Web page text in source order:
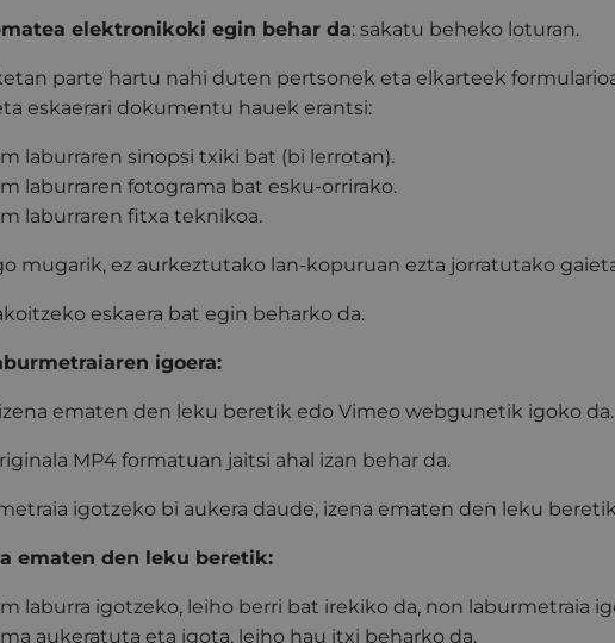
elektronikoki egin behar da: sakatu beheko loturan.
parte hartu nahi duten pertsonek eta elkarteek
eskaerari dokumentu hauek erantsi:
laburraren sinopsi txiki bat (bi lerrotan).
laburraren fotograma bat esku-orrirako.
laburraren fitxa teknikoa.
mugarik, ez aurkeztutako lan-kopuruan ezta jorratutako
eskaera bat egin beharko da.
igoera:
ematen den leku beretik edo Vimeo webgunetik igoko da.
MP4 formatuan jaitsi ahal izan behar da.
igotzeko bi aukera daude, izena ematen den leku
ematen den leku beretik:
laburra igotzeko, leiho berri bat irekiko da, non laburmetraia
aukeratuta eta igota, leiho hau itxi beharko da.